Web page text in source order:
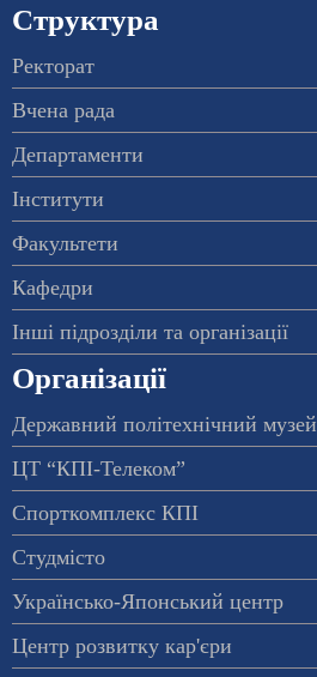
Структура
Ректорат
Вчена рада
Департаменти
Інститути
Факультети
Кафедри
Інші підрозділи та організації
Організації
Державний політехнічний музей
ЦТ “КПІ-Телеком”
Спорткомплекс КПІ
Студмісто
Українсько-Японський центр
Центр розвитку кар'єри